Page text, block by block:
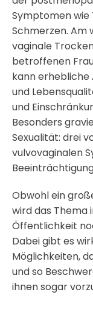
Symptomen wie
Schmerzen.
vaginale
betroffenen
kann erhebliche
und
und
Besonders
Sexualität: drei
vulvovaginalen
Obwohl ein
wird das Thema
Öffentlichkeit
Dabei gibt es
Möglichkeiten,
und so
ihnen sogar